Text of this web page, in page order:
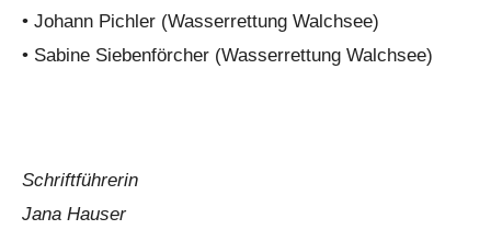
• Johann Pichler (Wasserrettung Walchsee)
• Sabine Siebenförcher (Wasserrettung Walchsee)
Schriftführerin
Jana Hauser